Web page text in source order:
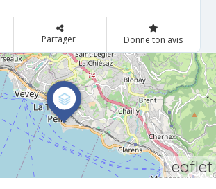
Partager Donne ton avis
Leaflet